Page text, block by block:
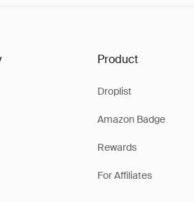
Product
Droplist
Amazon Badge
Rewards
For Affiliates